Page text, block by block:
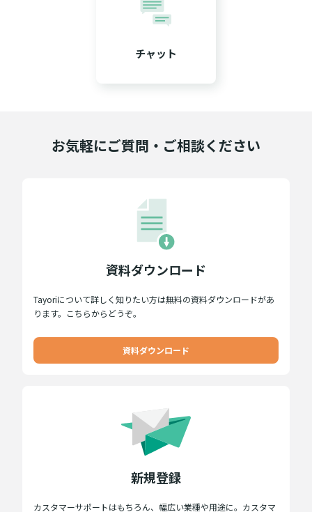
チャット
お気軽にご質問・ご相談ください
資料ダウンロード
Tayoriについて詳しく知りたい方は無料の資料ダウンロードがあ
ります。こちらからどうぞ。
資料ダウンロード
新規登録
カスタマーサポートはもちろん、幅広い業種や用途に。カスタマ